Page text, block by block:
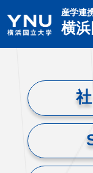
産学連
横